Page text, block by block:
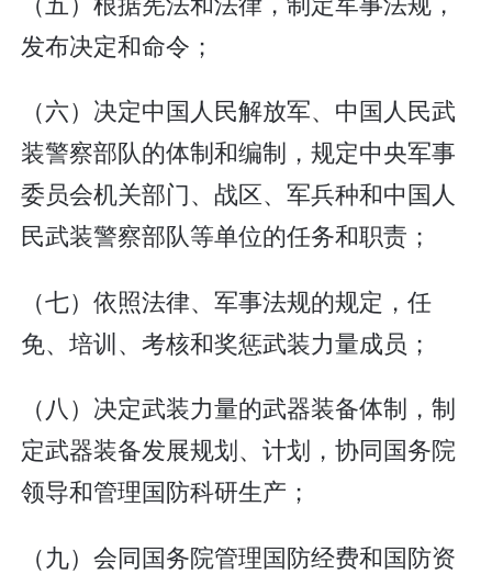
发布决定和命令；
（六）决定中国人民解放军、中国人民武
装警察部队的体制和编制，规定中央军事
委员会机关部门、战区、军兵种和中国人
民武装警察部队等单位的任务和职责；
（七）依照法律、军事法规的规定，任
免、培训、考核和奖惩武装力量成员；
（八）决定武装力量的武器装备体制，制
定武器装备发展规划、计划，协同国务院
领导和管理国防科研生产；
（九）会同国务院管理国防经费和国防资